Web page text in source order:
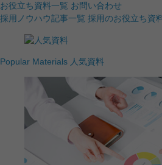
お役立ち資料一覧 お問い合わせ
採用ノウハウ記事一覧 採用のお役立ち資
Popular Materials 人気資料